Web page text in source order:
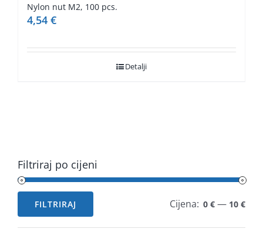
Nylon nut M2, 100 pcs.
4,54 €
Detalji
Filtriraj po cijeni
cijena
Maks
cijena
FILTRIRAJ Cijena: 0 € — 10 €